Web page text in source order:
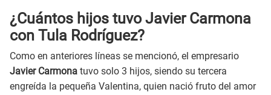
¿Cuántos hijos tuvo Javier Carmona
con Tula Rodríguez?
Como en anteriores líneas se mencionó, el empresario
Javier Carmona tuvo solo 3 hijos, siendo su tercera
engreída la pequeña Valentina, quien nació fruto del amor